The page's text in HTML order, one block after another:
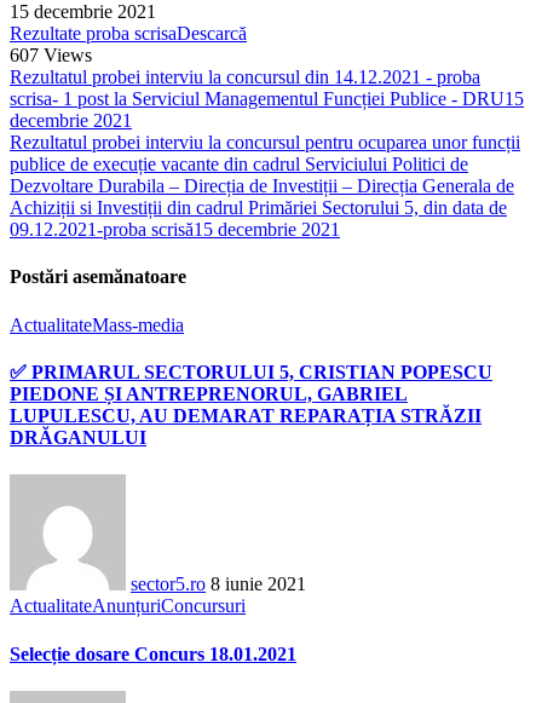
15 decembrie 2021
Rezultate proba scrisaDescarcă
607 Views
Rezultatul probei interviu la concursul din 14.12.2021 - proba
scrisa- 1 post la Serviciul Managementul Funcției Publice - DRU15
decembrie 2021
Rezultatul probei interviu la concursul pentru ocuparea unor funcții
publice de execuție vacante din cadrul Serviciului Politici de
Dezvoltare Durabila – Direcția de Investiții – Direcția Generala de
Achiziții si Investiții din cadrul Primăriei Sectorului 5, din data de
09.12.2021-proba scrisă15 decembrie 2021
Postări asemănatoare
ActualitateMass-media
✅ PRIMARUL SECTORULUI 5, CRISTIAN POPESCU
PIEDONE ȘI ANTREPRENORUL, GABRIEL
LUPULESCU, AU DEMARAT REPARAȚIA STRĂZII
DRĂGANULUI
sector5.ro 8 iunie 2021
ActualitateAnunțuriConcursuri
Selecție dosare Concurs 18.01.2021